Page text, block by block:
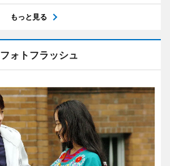
もっと見る
フォトフラッシュ